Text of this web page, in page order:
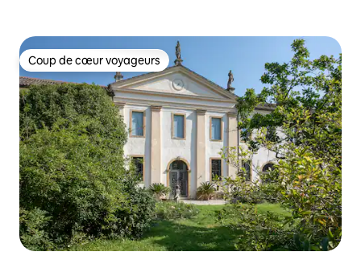
Coup de cœur voyageurs
Coup de cœur voyageurs